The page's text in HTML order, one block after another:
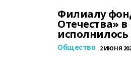
Филиалу
Отечества»
исполнилось
Общество 2 ИЮНЯ